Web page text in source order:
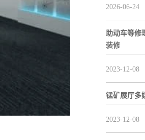
2026-06-24
助动车等修
装修
2023-12-08
锰矿展厅多
2023-12-08